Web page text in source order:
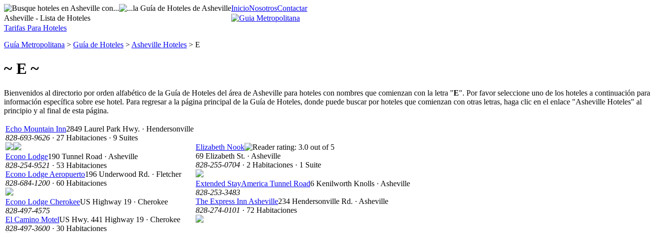
InicioNosotrosContactar
Asheville - Lista de Hoteles
Tarifas Para Hoteles
Guía Metropolitana > Guía de Hoteles > Asheville Hoteles > E
~ E ~
Bienvenidos al directorio por orden alfabético de la Guía de Hoteles del área de Asheville para hoteles con nombres que comienzan con la letra "E". Por favor seleccione uno de los hoteles a continuación para
información específica sobre ese hotel. Para regresar a la página principal de la Guía de Hoteles, donde puede buscar por hoteles que comienzan con otras letras, haga clic en el enlace "Asheville Hoteles" al
principio y al final de esta página.
Echo Mountain Inn2849 Laurel Park Hwy. · Hendersonville
828-693-9626 · 27 Habitaciones · 9 Suites
Econo Lodge190 Tunnel Road · Asheville
828-254-9521 · 53 Habitaciones
Econo Lodge Aeropuerto196 Underwood Rd. · Fletcher
828-684-1200 · 60 Habitaciones
Econo Lodge CherokeeUS Highway 19 · Cherokee
828-497-4575
El Camino MotelUS Hwy. 441 Highway 19 · Cherokee
828-497-3600 · 30 Habitaciones
Elizabeth Nook
69 Elizabeth St. · Asheville
828-255-0704 · 2 Habitaciones · 1 Suite
Extended StayAmerica Tunnel Road6 Kenilworth Knolls · Asheville
828-253-3483
The Express Inn Asheville234 Hendersonville Rd. · Asheville
828-274-0101 · 72 Habitaciones